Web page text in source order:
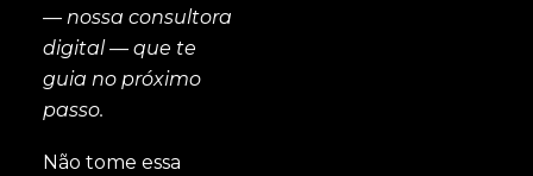
— nossa consultora
digital — que te
guia no próximo
passo.
Não tome essa